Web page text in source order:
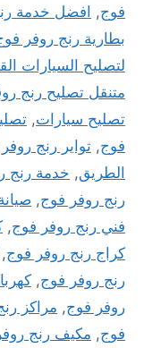
فوج, افضل خدمة
بطارية رنج روفر
لتصليح السيارات
متنقل تصليح رنج
تصليح سيارات,
فوج, تواير رنج
الطريق, خدمة رنج
رنج روفر فوج,
فني رنج روفر فوج,
كراج رنج روفر فوج,
رنج روفر فوج,
روفر فوج, مراكز
فوج, مكيف رنج